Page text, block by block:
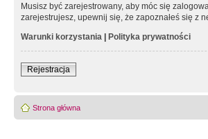
Musisz być zarejestrowany, aby móc się
zarejestrujesz, upewnij się, że zapoznałeś się z
Warunki korzystania | Polityka prywatności
Rejestracja
Strona główna